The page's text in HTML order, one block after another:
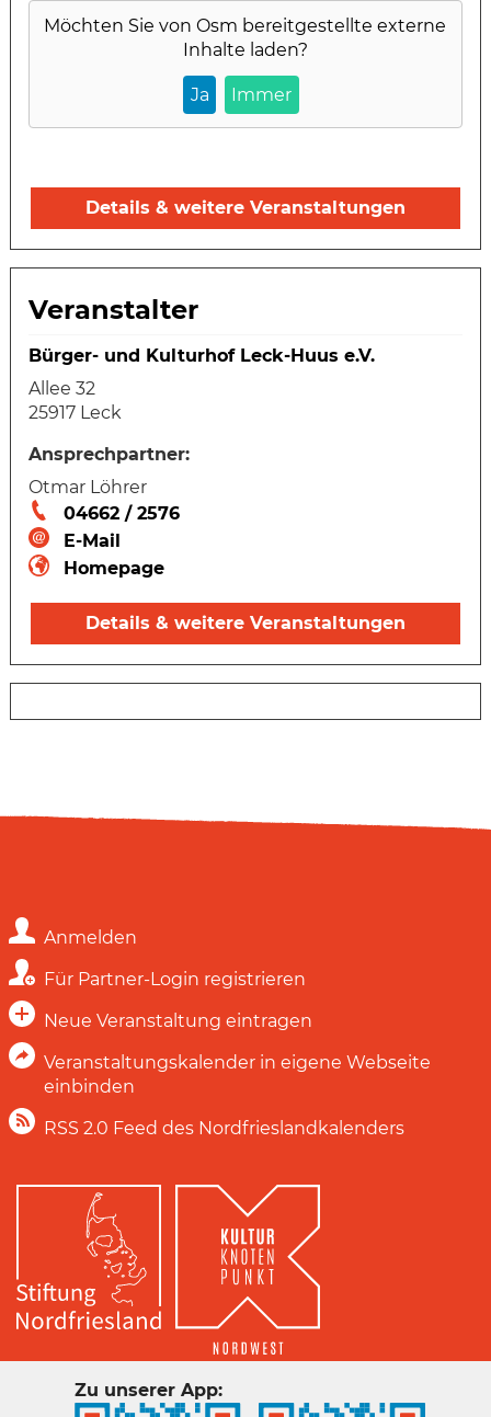
Möchten Sie vonOsm bereitgestellte externe
Inhalte laden?
Ja Immer
Details & weitere Veranstaltungen
Veranstalter
Bürger- und Kulturhof Leck-Huus e.V.
Allee 32
25917 Leck
Ansprechpartner:
Otmar Löhrer
04662 / 2576
E-Mail
Homepage
Details & weitere Veranstaltungen
Anmelden
Für Partner-Login registrieren
Neue Veranstaltung eintragen
Veranstaltungskalender in eigene Webseite
einbinden
RSS 2.0 Feed des Nordfrieslandkalenders
Zu unserer App: